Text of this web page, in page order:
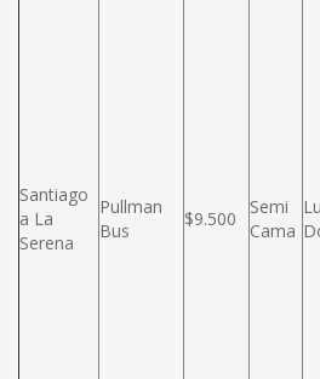
Santiago
a La
Serena
Pullman
Bus
$9.500
Semi
Cama